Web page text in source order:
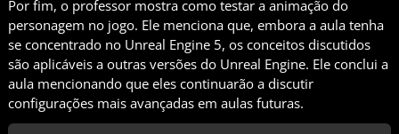
Por fim, o professor mostra como testar a animação do
personagem no jogo. Ele menciona que, embora a aula tenha
se concentrado no Unreal Engine 5, os conceitos discutidos
são aplicáveis a outras versões do Unreal Engine. Ele conclui a
aula mencionando que eles continuarão a discutir
configurações mais avançadas em aulas futuras.